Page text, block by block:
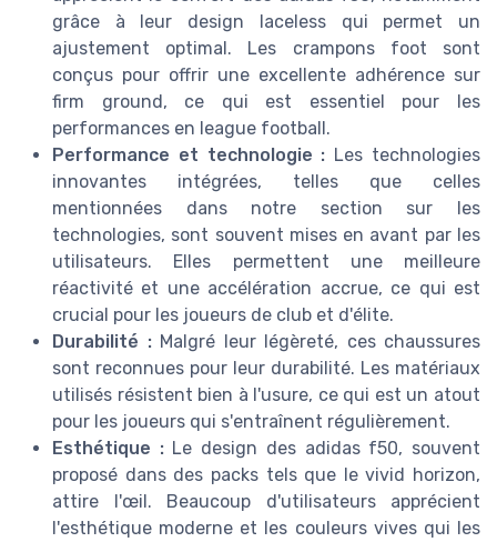
grâce à leur design laceless qui permet un
ajustement optimal. Les crampons foot sont
conçus pour offrir une excellente adhérence sur
firm ground, ce qui est essentiel pour les
performances en league football.
Performance et technologie : Les technologies
innovantes intégrées, telles que celles
mentionnées dans notre section sur les
technologies, sont souvent mises en avant par les
utilisateurs. Elles permettent une meilleure
réactivité et une accélération accrue, ce qui est
crucial pour les joueurs de club et d'élite.
Durabilité :Malgré leur légèreté, ces chaussures
sont reconnues pour leur durabilité. Les matériaux
utilisés résistent bien à l'usure, ce qui est un atout
pour les joueurs qui s'entraînent régulièrement.
Esthétique :Le design des adidas f50, souvent
proposé dans des packs tels que le vivid horizon,
attire l'œil. Beaucoup d'utilisateurs apprécient
l'esthétique moderne et les couleurs vives qui les